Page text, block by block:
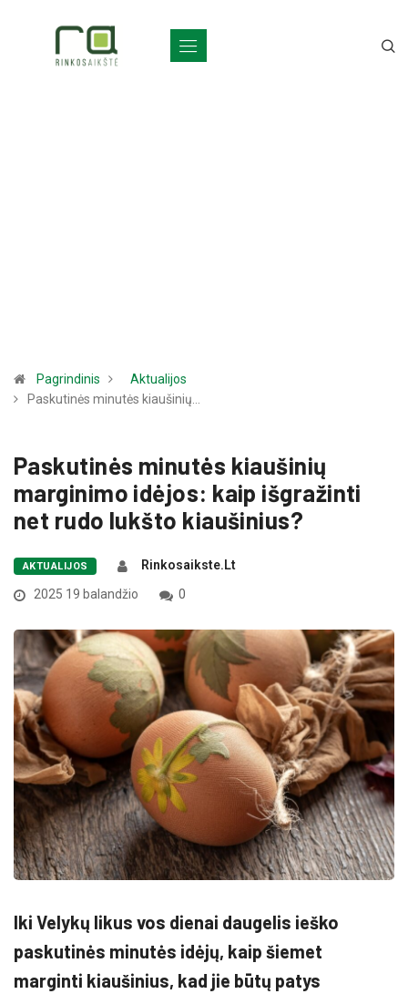
Pagrindinis
Aktualijos
Paskutinės minutės kiaušinių…
Paskutinės minutės kiaušinių
marginimo idėjos: kaip išgražinti
net rudo lukšto kiaušinius?
AKTUALIJOS
Rinkosaikste.lt
2025 19 balandžio
0
Iki Velykų likus vos dienai daugelis ieško
paskutinės minutės idėjų, kaip šiemet
marginti kiaušinius, kad jie būtų patys